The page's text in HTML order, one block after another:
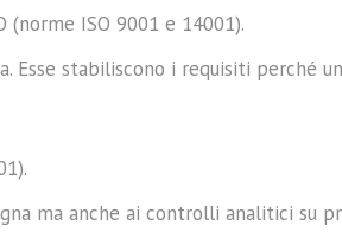
ISO 9001 e 14001).
stabiliscono i requisiti perché
ma anche ai controlli analitici su